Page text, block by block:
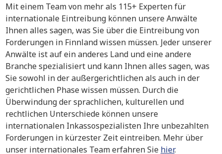
Mit einem Team von mehr als 115+ Experten für
internationale Eintreibung können unsere Anwälte
Ihnen alles sagen, was Sie über die Eintreibung von
Forderungen in Finnland wissen müssen. Jeder unserer
Anwälte ist auf ein anderes Land und eine andere
Branche spezialisiert und kann Ihnen alles sagen, was
Sie sowohl in der außergerichtlichen als auch in der
gerichtlichen Phase wissen müssen. Durch die
Überwindung der sprachlichen, kulturellen und
rechtlichen Unterschiede können unsere
internationalen Inkassospezialisten Ihre unbezahlten
Forderungen in kürzester Zeit eintreiben. Mehr über
unser internationales Team erfahren Sie hier.